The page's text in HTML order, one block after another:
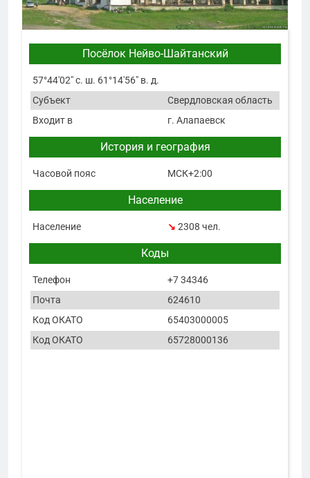
Посёлок Нейво-Шайтанский
57°44′02″ с. ш. 61°14′56″ в. д.
Субъект
Свердловская область
Входит в
г. Алапаевск
История и география
Часовой пояс МСК+2:00
Население
Население ↘ 2308 чел.
Коды
Телефон
+7 34346
Почта
624610
Код ОКАТО
65403000005
Код ОКАТО
65728000136